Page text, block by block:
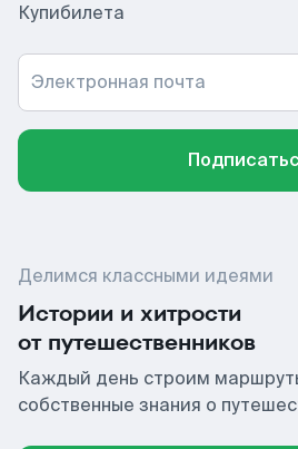
Купибилета
Электронная почта
Делимся классными идеями
Истории и хитрости
от путешественников
Каждый день строим
собственные знания о